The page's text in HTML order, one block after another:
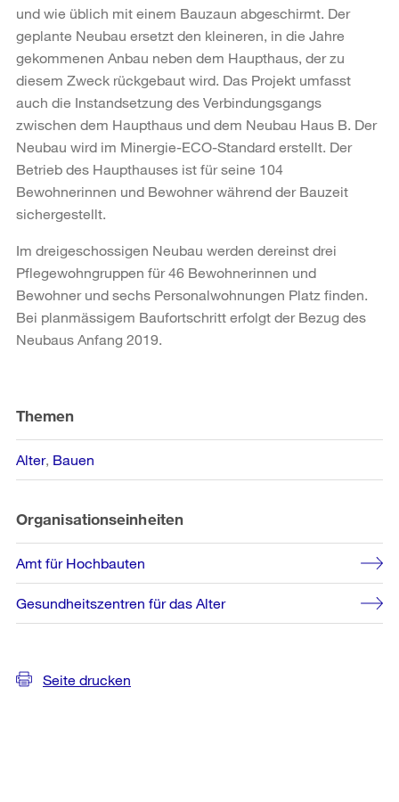
und wie üblich mit einem Bauzaun abgeschirmt. Der
geplante Neubau ersetzt den kleineren, in die Jahre
gekommenen Anbau neben dem Haupthaus, der zu
diesem Zweck rückgebaut wird. Das Projekt umfasst
auch die Instandsetzung des Verbindungsgangs
zwischen dem Haupthaus und dem Neubau Haus B. Der
Neubau wird im Minergie-ECO-Standard erstellt. Der
Betrieb des Haupthauses ist für seine 104
Bewohnerinnen und Bewohner während der Bauzeit
sichergestellt.
Im dreigeschossigen Neubau werden dereinst drei
Pflegewohngruppen für 46 Bewohnerinnen und
Bewohner und sechs Personalwohnungen Platz finden.
Bei planmässigem Baufortschritt erfolgt der Bezug des
Neubaus Anfang 2019.
Informationen
Themen
Alter Bauen
Organisationseinheiten
Amt für Hochbauten
Gesundheitszentren für das Alter
Seite drucken